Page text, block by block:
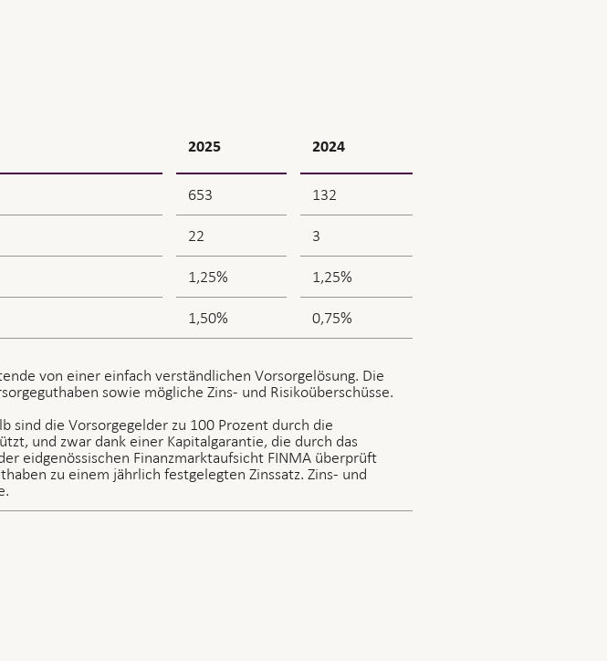
2025 2024
653 132
22 3
1,25% 1,25%
1,50% 0,75%
von einer einfach verständlichen Vorsorgelösung. Die
sowie mögliche Zins- und Risikoüberschüsse.
sind die Vorsorgegelder zu 100 Prozent durch die
und zwar dank einer Kapitalgarantie, die durch das
eidgenössischen Finanzmarktaufsicht FINMA überprüft
zu einem jährlich festgelegten Zinssatz. Zins- und